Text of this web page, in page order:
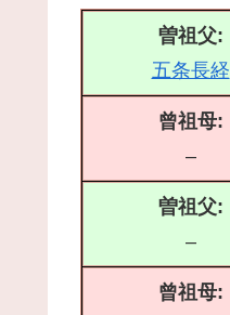
曽祖父:
五条長経
曾祖母:
–
曽祖父:
–
曾祖母: